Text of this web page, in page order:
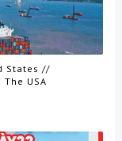
States //
USA